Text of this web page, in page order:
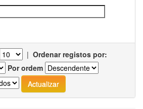
| Ordenar registos por:
Por ordem